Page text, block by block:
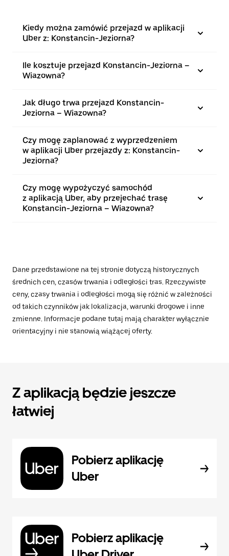
Kiedy można zamówić przejazd w aplikacji
Uber z: Konstancin-Jeziorna?
Ile kosztuje przejazd Konstancin-Jeziorna –
Wiazowna?
Jak długo trwa przejazd Konstancin-
Jeziorna – Wiazowna?
Czy mogę zaplanować z wyprzedzeniem
w aplikacji Uber przejazdy z: Konstancin-
Jeziorna?
Czy mogę wypożyczyć samochód
z aplikacją Uber, aby przejechać trasę
Konstancin-Jeziorna – Wiazowna?
Dane przedstawione na tej stronie dotyczą historycznych
średnich cen, czasów trwania i odległości tras. Rzeczywiste
ceny, czasy trwania i odległości mogą się różnić w zależności
od takich czynników jak lokalizacja, warunki drogowe i inne
zmienne. Informacje podane tutaj mają charakter wyłącznie
orientacyjny i nie stanowią wiążącej oferty.
Z aplikacją będzie jeszcze
łatwiej
Pobierz aplikację
Uber
Pobierz aplikację